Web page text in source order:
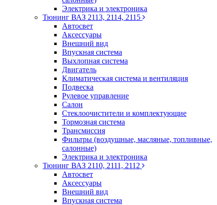
Электрика и электроника
Тюнинг ВАЗ 2113, 2114, 2115
Автосвет
Аксессуары
Внешний вид
Впускная система
Выхлопная система
Двигатель
Климатическая система и вентиляция
Подвеска
Рулевое управление
Салон
Стеклоочистители и комплектующие
Тормозная система
Трансмиссия
Фильтры (воздушные, масляные, топливные,
салонные)
Электрика и электроника
Тюнинг ВАЗ 2110, 2111, 2112
Автосвет
Аксессуары
Внешний вид
Впускная система